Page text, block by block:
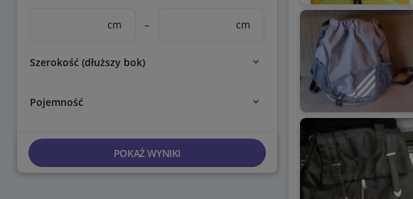
cm – cm
Szerokość (dłuższy bok)
Pojemność
POKAŻ WYNIKI